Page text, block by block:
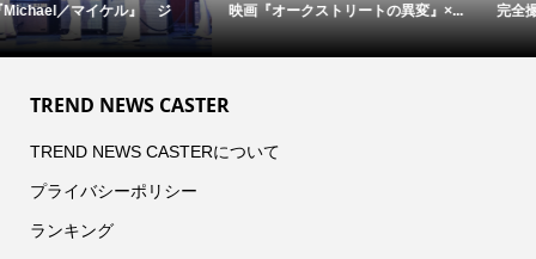
映画『オークストリートの異変』×... 完全撮り下ろし「2027年版 羽生結...
TREND NEWS CASTER
TREND NEWS CASTERについて
プライバシーポリシー
ランキング